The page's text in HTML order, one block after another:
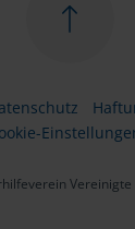
Vereinigte